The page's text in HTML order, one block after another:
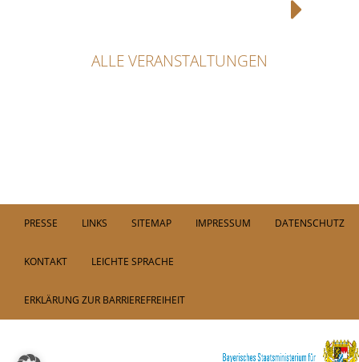
ALLE VERANSTALTUNGEN
PRESSE LINKS SITEMAP IMPRESSUM DATENSCHUTZ
KONTAKT LEICHTE SPRACHE
ERKLÄRUNG ZUR BARRIEREFREIHEIT